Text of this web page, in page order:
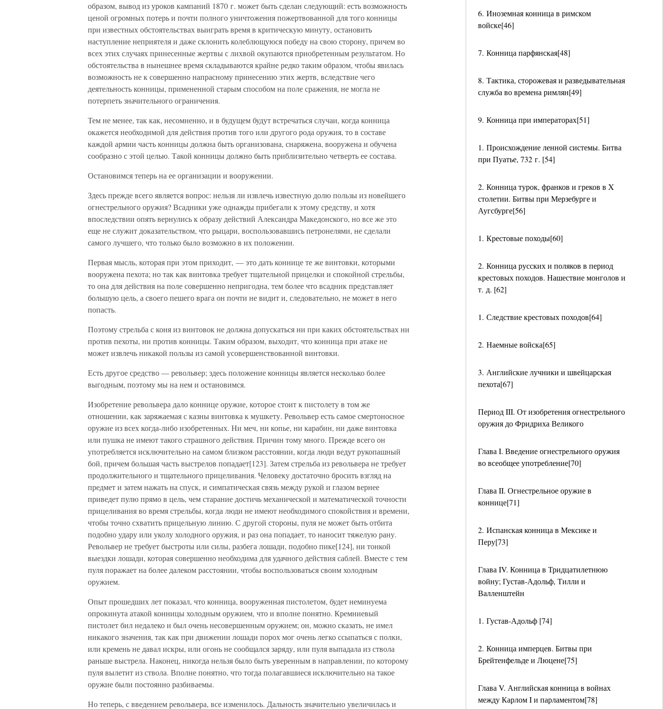
6. Иноземная конница в римском
войске[46]
7. Конница парфянская[48]
8. Тактика, сторожевая и разведывательная
служба во времена римлян[49]
9. Конница при императорах[51]
1. Происхождение ленной системы. Битва
при Пуатье, 732 г. [54]
2. Конница турок, франков и греков в X
столетии. Битвы при Мерзебурге и
Аугсбурге[56]
1. Крестовые походы[60]
2. Конница русских и поляков в период
крестовых походов. Нашествие монголов и
т. д. [62]
1. Следствие крестовых походов[64]
2. Наемные войска[65]
3. Английские лучники и швейцарская
пехота[67]
Период III. От изобретения огнестрельного
оружия до Фридриха Великого
Глава I. Введение огнестрельного оружия
во всеобщее употребление[70]
Глава II. Огнестрельное оружие в
коннице[71]
2. Испанская конница в Мексике и
Перу[73]
Глава IV. Конница в Тридцатилетнюю
войну; Густав-Адольф, Тилли и
Валленштейн
1. Густав-Адольф [74]
2. Конница имперцев. Битвы при
Брейтенфельде и Люцене[75]
Глава V. Английская конница в войнах
между Карлом I и парламентом[78]
образом, вывод из уроков кампаний 1870 г. может быть сделан следующий: есть возможность
ценой огромных потерь и почти полного уничтожения пожертвованной для того конницы
при известных обстоятельствах выиграть время в критическую минуту, остановить
наступление неприятеля и даже склонить колеблющуюся победу на свою сторону, причем во
всех этих случаях принесенные жертвы с лихвой окупаются приобретенным результатом. Но
обстоятельства в нынешнее время складываются крайне редко таким образом, чтобы явилась
возможность не к совершенно напрасному принесению этих жертв, вследствие чего
деятельность конницы, примененной старым способом на поле сражения, не могла не
потерпеть значительного ограничения.
Тем не менее, так как, несомненно, и в будущем будут встречаться случаи, когда конница
окажется необходимой для действия против того или другого рода оружия, то в составе
каждой армии часть конницы должна быть организована, снаряжена, вооружена и обучена
сообразно с этой целью. Такой конницы должно быть приблизительно четверть ее состава.
Остановимся теперь на ее организации и вооружении.
Здесь прежде всего является вопрос: нельзя ли извлечь известную долю пользы из новейшего
огнестрельного оружия? Всадники уже однажды прибегали к этому средству, и хотя
впоследствии опять вернулись к образу действий Александра Македонского, но все же это
еще не служит доказательством, что рыцари, воспользовавшись петронелями, не сделали
самого лучшего, что только было возможно в их положении.
Первая мысль, которая при этом приходит, — это дать коннице те же винтовки, которыми
вооружена пехота; но так как винтовка требует тщательной прицелки и спокойной стрельбы,
то она для действия на поле совершенно непригодна, тем более что всадник представляет
большую цель, а своего пешего врага он почти не видит и, следовательно, не может в него
попасть.
Поэтому стрельба с коня из винтовок не должна допускаться ни при каких обстоятельствах ни
против пехоты, ни против конницы. Таким образом, выходит, что конница при атаке не
может извлечь никакой пользы из самой усовершенствованной винтовки.
Есть другое средство — револьвер; здесь положение конницы является несколько более
выгодным, поэтому мы на нем и остановимся.
Изобретение револьвера дало коннице оружие, которое стоит к пистолету в том же
отношении, как заряжаемая с казны винтовка к мушкету. Револьвер есть самое смертоносное
оружие из всех когда-либо изобретенных. Ни меч, ни копье, ни карабин, ни даже винтовка
или пушка не имеют такого страшного действия. Причин тому много. Прежде всего он
употребляется исключительно на самом близком расстоянии, когда люди ведут рукопашный
бой, причем большая часть выстрелов попадает[123]. Затем стрельба из револьвера не требует
продолжительного и тщательного прицеливания. Человеку достаточно бросить взгляд на
предмет и затем нажать на спуск, и симпатическая связь между рукой и глазом вернее
приведет пулю прямо в цель, чем старание достичь механической и математической точности
прицеливания во время стрельбы, когда люди не имеют необходимого спокойствия и времени,
чтобы точно схватить прицельную линию. С другой стороны, пуля не может быть отбита
подобно удару или уколу холодного оружия, и раз она попадает, то наносит тяжелую рану.
Револьвер не требует быстроты или силы, разбега лошади, подобно пике[124], ни тонкой
выездки лошади, которая совершенно необходима для удачного действия саблей. Вместе с тем
пуля поражает на более далеком расстоянии, чтобы воспользоваться своим холодным
оружием.
Опыт прошедших лет показал, что конница, вооруженная пистолетом, будет неминуема
опрокинута атакой конницы холодным оружием, что и вполне понятно. Кремниевый
пистолет бил недалеко и был очень несовершенным оружием; он, можно сказать, не имел
никакого значения, так как при движении лошади порох мог очень легко ссыпаться с полки,
или кремень не давал искры, или огонь не сообщался заряду, или пуля выпадала из ствола
раньше выстрела. Наконец, никогда нельзя было быть уверенным в направлении, по которому
пуля вылетит из ствола. Вполне понятно, что тогда полагавшиеся исключительно на такое
оружие были постоянно разбиваемы.
Но теперь, с введением револьвера, все изменилось. Дальность значительно увеличилась и